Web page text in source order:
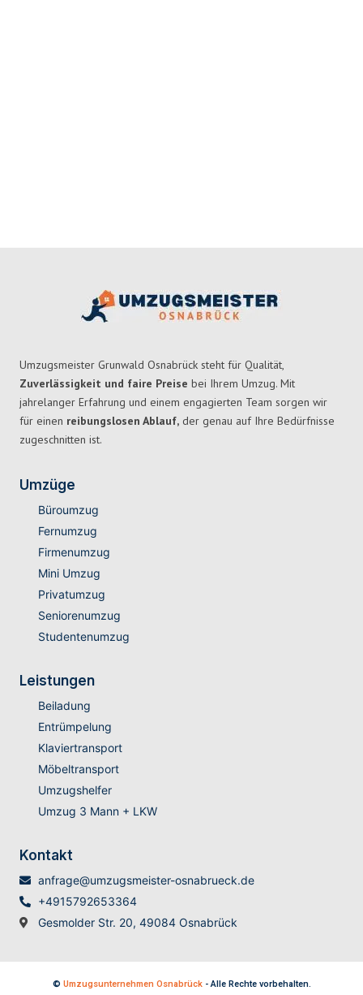
Umzugsmeister Grunwald Osnabrück steht für Qualität,
Zuverlässigkeit und faire Preise bei Ihrem Umzug. Mit
jahrelanger Erfahrung und einem engagierten Team sorgen wir
für einen reibungslosen Ablauf, der genau auf Ihre Bedürfnisse
zugeschnitten ist.
Umzüge
Büroumzug
Fernumzug
Firmenumzug
Mini Umzug
Privatumzug
Seniorenumzug
Studentenumzug
Leistungen
Beiladung
Entrümpelung
Klaviertransport
Möbeltransport
Umzugshelfer
Umzug 3 Mann + LKW
Kontakt
anfrage@umzugsmeister-osnabrueck.de
+4915792653364
Gesmolder Str. 20, 49084 Osnabrück
© Umzugsunternehmen Osnabrück- Alle Rechte vorbehalten.